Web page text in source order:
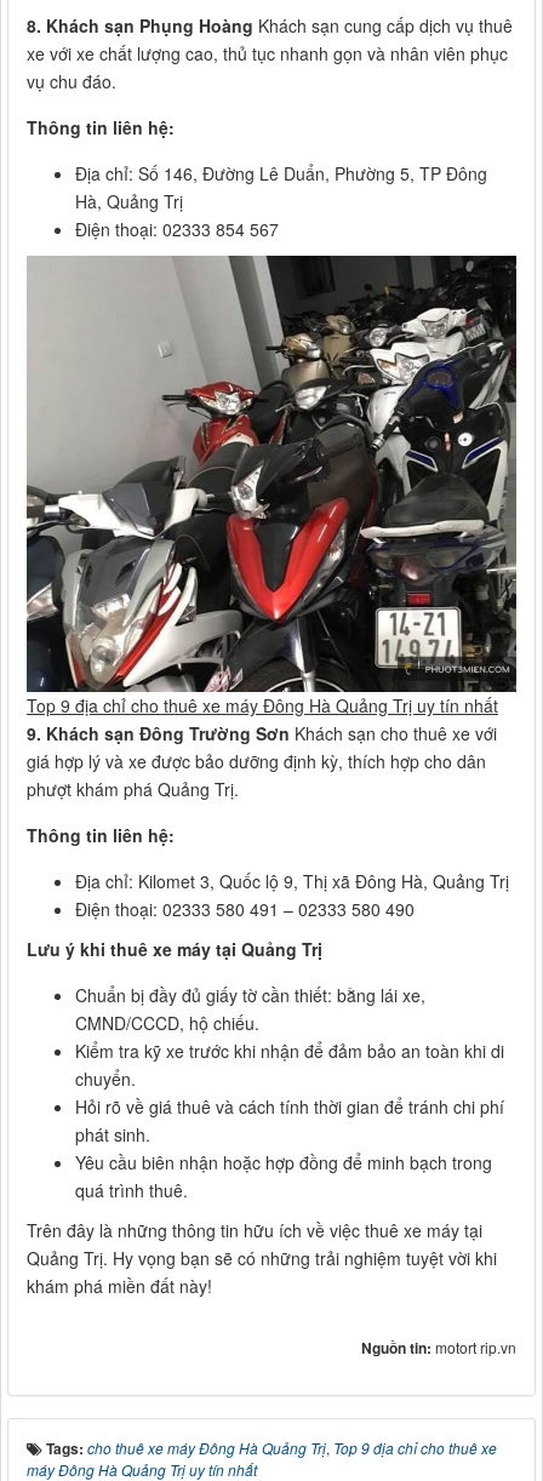
8. Khách sạn Phụng Hoàng Khách sạn cung cấp dịch vụ thuê
xe với xe chất lượng cao, thủ tục nhanh gọn và nhân viên phục
vụ chu đáo.
Thông tin liên hệ:
Địa chỉ: Số 146, Đường Lê Duẩn, Phường 5, TP Đông
Hà, Quảng Trị
Điện thoại: 02333 854 567
Top 9 địa chỉ cho thuê xe máy Đông Hà Quảng Trị uy tín nhất
9. Khách sạn Đông Trường Sơn Khách sạn cho thuê xe với
giá hợp lý và xe được bảo dưỡng định kỳ, thích hợp cho dân
phượt khám phá Quảng Trị.
Thông tin liên hệ:
Địa chỉ: Kilomet 3, Quốc lộ 9, Thị xã Đông Hà, Quảng Trị
Điện thoại: 02333 580 491 – 02333 580 490
Lưu ý khi thuê xe máy tại Quảng Trị
Chuẩn bị đầy đủ giấy tờ cần thiết: bằng lái xe,
CMND/CCCD, hộ chiếu.
Kiểm tra kỹ xe trước khi nhận để đảm bảo an toàn khi di
chuyển.
Hỏi rõ về giá thuê và cách tính thời gian để tránh chi phí
phát sinh.
Yêu cầu biên nhận hoặc hợp đồng để minh bạch trong
quá trình thuê.
Trên đây là những thông tin hữu ích về việc thuê xe máy tại
Quảng Trị. Hy vọng bạn sẽ có những trải nghiệm tuyệt vời khi
khám phá miền đất này!
Nguồn tin: motort rip.vn
Tags: cho thuê xe máy Đông Hà Quảng Trị, Top 9 địa chỉ cho thuê xe
máy Đông Hà Quảng Trị uy tín nhất